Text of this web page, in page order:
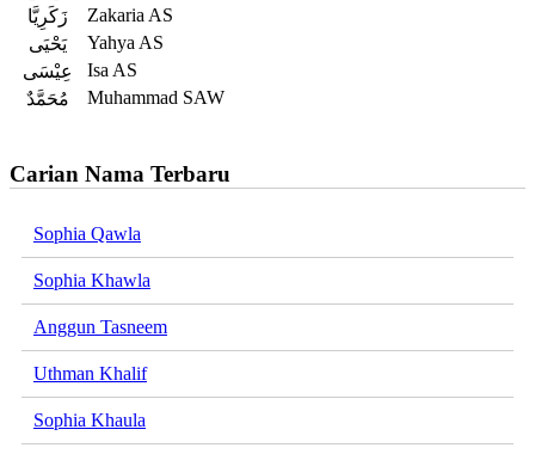
زَكَرِيَّا
Zakaria AS
يَحْيَى
Yahya AS
عِيْسَى
Isa AS
مُحَمَّدٌ
Muhammad SAW
Carian Nama Terbaru
Sophia Qawla
Sophia Khawla
Anggun Tasneem
Uthman Khalif
Sophia Khaula